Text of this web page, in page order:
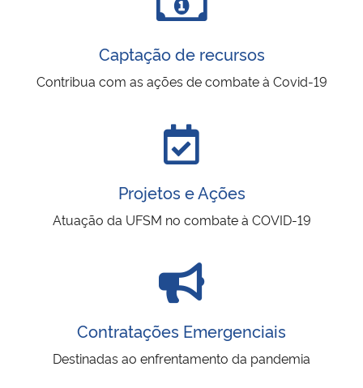
Captação de recursos
Contribua com as ações de combate à Covid-19
Projetos e Ações
Atuação da UFSM no combate à COVID-19
Contratações Emergenciais
Destinadas ao enfrentamento da pandemia